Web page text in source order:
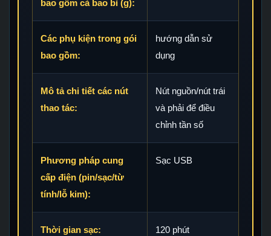
bao gồm cả bao bì (g):
Các phụ kiện trong gói
bao gồm:
hướng dẫn sử
dụng
Mô tả chi tiết các nút
thao tác:
Nút nguồn/nút trái
và phải để điều
chỉnh tần số
Phương pháp cung
cấp điện (pin/sạc/từ
tính/lỗ kim):
Sạc USB
Thời gian sạc: 120 phút